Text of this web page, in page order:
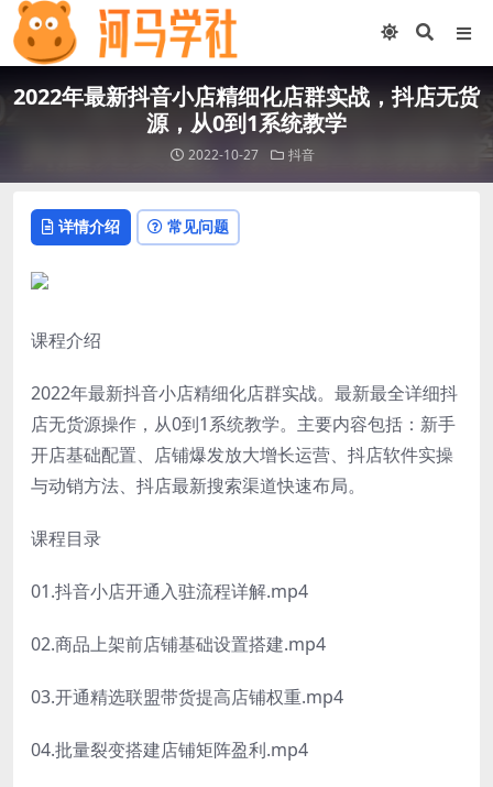
2022年最新抖音小店精细化店群实战，抖店无货
源，从0到1系统教学
2022-10-27 抖音
详情介绍 常见问题
课程介绍
2022年最新抖音小店精细化店群实战。最新最全详细抖
店无货源操作，从0到1系统教学。主要内容包括：新手
开店基础配置、店铺爆发放大增长运营、抖店软件实操
与动销方法、抖店最新搜索渠道快速布局。
课程目录
01.抖音小店开通入驻流程详解.mp4
02.商品上架前店铺基础设置搭建.mp4
03.开通精选联盟带货提高店铺权重.mp4
04.批量裂变搭建店铺矩阵盈利.mp4